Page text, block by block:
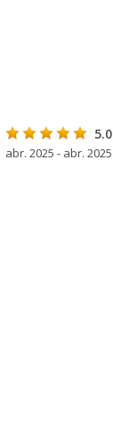
5.0
abr. 2025 - abr. 2025